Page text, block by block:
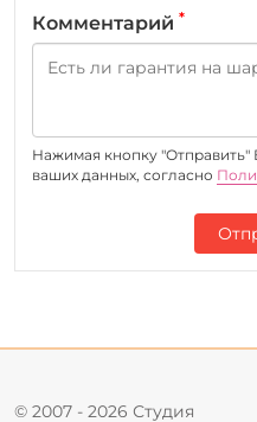
Комментарий *
Нажимая кнопку "Отправить"
ваших данных, согласно
© 2007 - 2026 Студия